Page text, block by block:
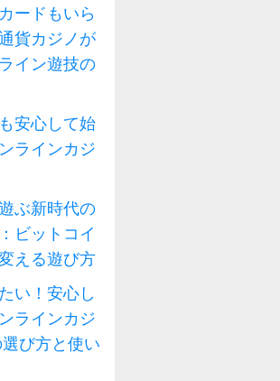
ードもいら
貨カジノが
イン遊技の
安心して始
ラインカジ
ぶ新時代の
ビットコイ
える遊び方
い！安心し
ラインカジ
び方と使い